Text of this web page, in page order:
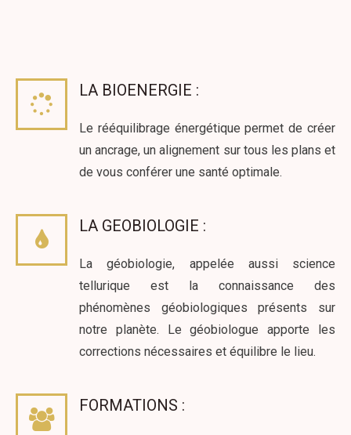
LA BIOENERGIE :
Le rééquilibrage énergétique permet de créer
un ancrage, un alignement sur tous les plans et
de vous conférer une santé optimale.
LA GEOBIOLOGIE :
La géobiologie, appelée aussi science
tellurique est la connaissance des
phénomènes géobiologiques présents sur
notre planète. Le géobiologue apporte les
corrections nécessaires et équilibre le lieu.
FORMATIONS :